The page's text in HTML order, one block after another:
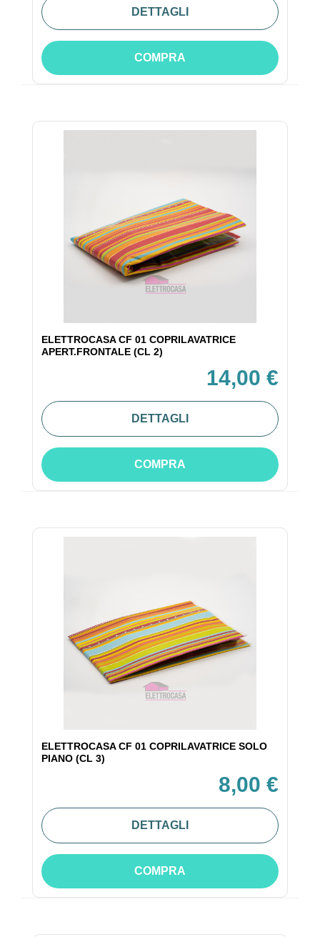
DETTAGLI
COMPRA
ELETTROCASA CF 01 COPRILAVATRICE
APERT.FRONTALE (CL 2)
14,00 €
DETTAGLI
COMPRA
ELETTROCASA CF 01 COPRILAVATRICE SOLO
PIANO (CL 3)
8,00 €
DETTAGLI
COMPRA